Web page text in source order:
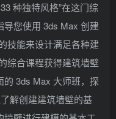
种独特风格”在这门综
您使用 3ds Max 创建
技能来设计满足各种建
综合课程获得建筑墙壁
3ds Max 大师班，探
解创建建筑墙壁的基